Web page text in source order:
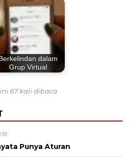
dalam
Grup Virtual
67 kali dibaca
Punya Aturan